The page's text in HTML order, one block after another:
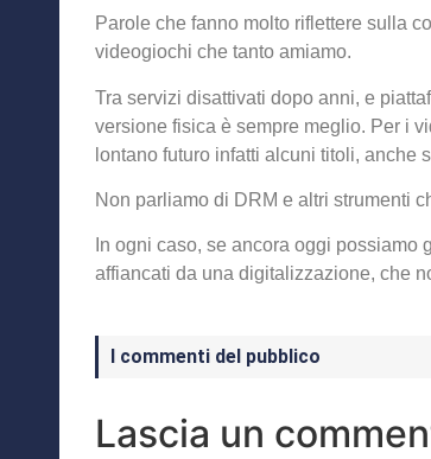
Parole che fanno molto riflettere sulla
videogiochi che tanto amiamo.
Tra servizi disattivati dopo anni, e
versione fisica è sempre meglio. Per i
lontano futuro infatti alcuni titoli, anche
Non parliamo di DRM e altri strumenti
In ogni caso, se ancora oggi
affiancati da una digitalizzazione, che
I commenti del pubblico
Lascia un